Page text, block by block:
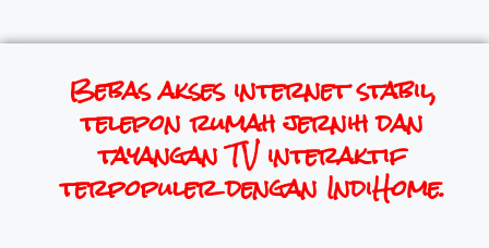
Bebas akses internet stabil,
telepon rumah jernih dan
tayangan TV interaktif
terpopuler dengan IndiHome.